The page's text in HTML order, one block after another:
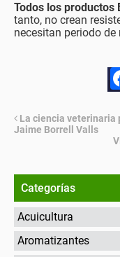
Todos los productos
tanto, no crean
necesitan periodo de
La ciencia veterinaria
Jaime Borrell Valls
Categorías
Acuicultura
Aromatizantes